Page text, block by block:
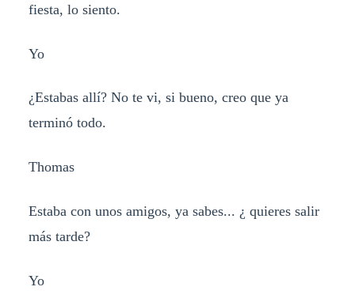
fiesta, lo siento.
Yo
¿Estabas allí? No te vi, si bueno, creo que ya
terminó todo.
Thomas
Estaba con unos amigos, ya sabes... ¿ quieres salir
más tarde?
Yo